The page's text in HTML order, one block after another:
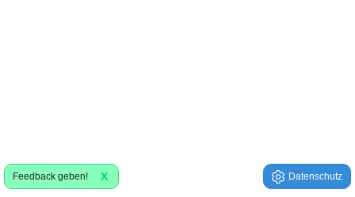
Feedback geben! X Datenschutz